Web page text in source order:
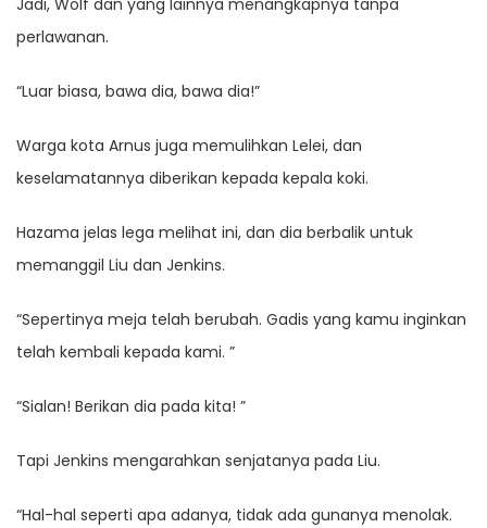
Jadi, Wolf dan yang lainnya menangkapnya tanpa
perlawanan.
“Luar biasa, bawa dia, bawa dia!”
Warga kota Arnus juga memulihkan Lelei, dan
keselamatannya diberikan kepada kepala koki.
Hazama jelas lega melihat ini, dan dia berbalik untuk
memanggil Liu dan Jenkins.
“Sepertinya meja telah berubah. Gadis yang kamu inginkan
telah kembali kepada kami. ”
“Sialan! Berikan dia pada kita! ”
Tapi Jenkins mengarahkan senjatanya pada Liu.
“Hal-hal seperti apa adanya, tidak ada gunanya menolak.